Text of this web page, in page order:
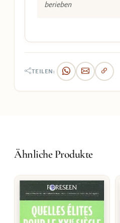
berieben
TEILEN:
Ähnliche Produkte